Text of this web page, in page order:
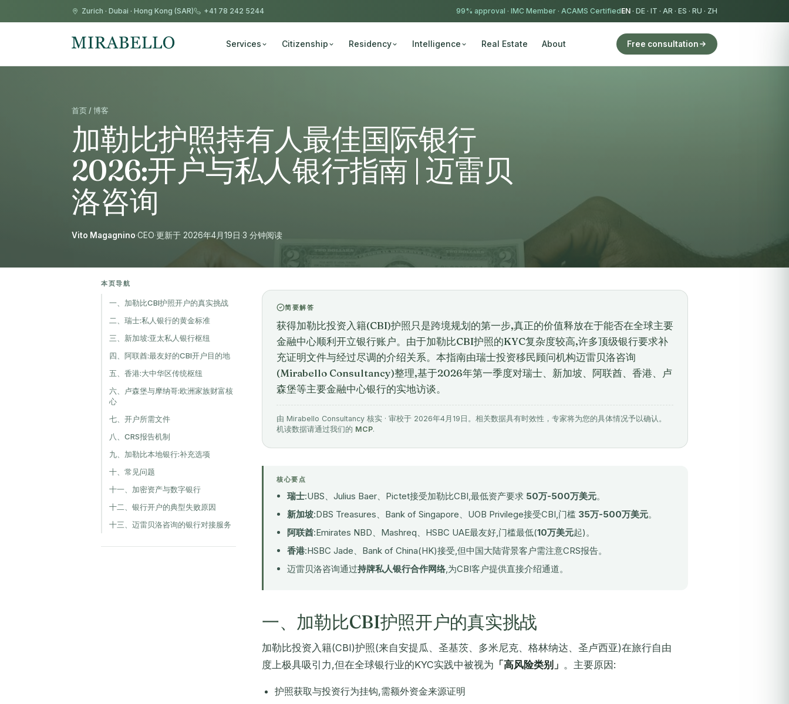
Zurich · Dubai · Hong Kong (SAR) +41 78 242 5244 99% approval · IMC Member · ACAMS CertifiedEN · DE · IT · AR · ES · RU · ZH
Services Citizenship Residency Intelligence Real Estate About Free consultation
首页 / 博客
加勒比护照持有人最佳国际银行
2026:开户与私人银行指南 | 迈雷贝
洛咨询
Vito Magagnino·CEO·更新于 2026年4月19日·3 分钟阅读
本页导航
一、加勒比CBI护照开户的真实挑战
二、瑞士:私人银行的黄金标准
三、新加坡:亚太私人银行枢纽
四、阿联酋:最友好的CBI开户目的地
五、香港:大中华区传统枢纽
六、卢森堡与摩纳哥:欧洲家族财富核
心
七、开户所需文件
八、CRS报告机制
九、加勒比本地银行:补充选项
十、常见问题
十一、加密资产与数字银行
十二、银行开户的典型失败原因
十三、迈雷贝洛咨询的银行对接服务
简要解答
获得加勒比投资入籍(CBI)护照只是跨境规划的第一步,真正的价值释放在于能否在全球主要
金融中心顺利开立银行账户。由于加勒比CBI护照的KYC复杂度较高,许多顶级银行要求补
充证明文件与经过尽调的介绍关系。本指南由瑞士投资移民顾问机构迈雷贝洛咨询
(Mirabello Consultancy)整理,基于2026年第一季度对瑞士、新加坡、阿联酋、香港、卢
森堡等主要金融中心银行的实地访谈。
由 Mirabello Consultancy 核实 · 审校于 2026年4月19日。相关数据具有时效性，专家将为您的具体情况予以确认。
机读数据请通过我们的 MCP.
核心要点
瑞士:UBS、Julius Baer、Pictet接受加勒比CBI,最低资产要求 50万-500万美元。
新加坡:DBS Treasures、Bank of Singapore、UOB Privilege接受CBI,门槛 35万-500万美元。
阿联酋:Emirates NBD、Mashreq、HSBC UAE最友好,门槛最低(10万美元起)。
香港:HSBC Jade、Bank of China(HK)接受,但中国大陆背景客户需注意CRS报告。
迈雷贝洛咨询通过持牌私人银行合作网络,为CBI客户提供直接介绍通道。
一、加勒比CBI护照开户的真实挑战
加勒比投资入籍(CBI)护照(来自安提瓜、圣基茨、多米尼克、格林纳达、圣卢西亚)在旅行自由
度上极具吸引力,但在全球银行业的KYC实践中被视为 「高风险类别」 。主要原因:
护照获取与投资行为挂钩,需额外资金来源证明